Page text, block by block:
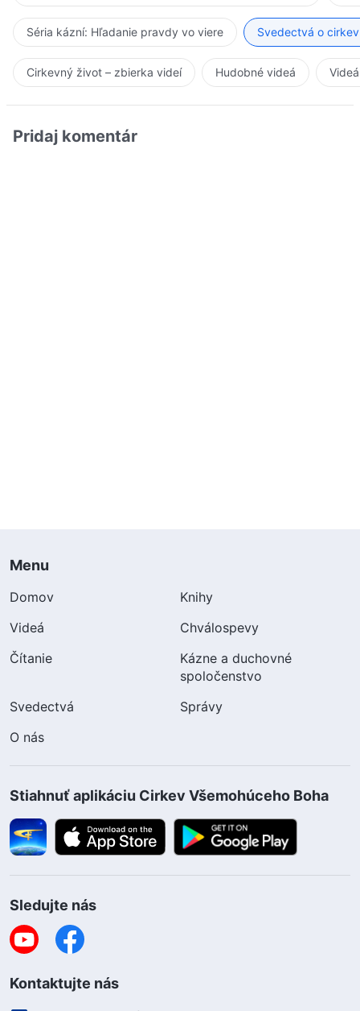
Séria kázní: Hľadanie pravdy vo viere Svedectvá o
Cirkevný život – zbierka videí Hudobné videá
Pridaj komentár
Menu
Domov
Knihy
Videá
Chválospevy
Čítanie
Kázne a duchovné
spoločenstvo
Svedectvá
Správy
O nás
Stiahnuť aplikáciu Cirkev Všemohúceho Boha
Sledujte nás
Kontaktujte nás